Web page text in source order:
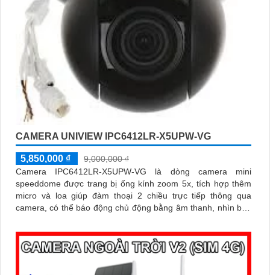
CAMERA UNIVIEW IPC6412LR-X5UPW-VG
5,850,000 ₫
9,000,000 ₫
Camera IPC6412LR-X5UPW-VG là dòng camera mini
speeddome được trang bị ống kính zoom 5x, tích hợp thêm
micro và loa giúp đàm thoại 2 chiều trực tiếp thông qua
camera, có thể báo động chủ động bằng âm thanh, nhìn ban